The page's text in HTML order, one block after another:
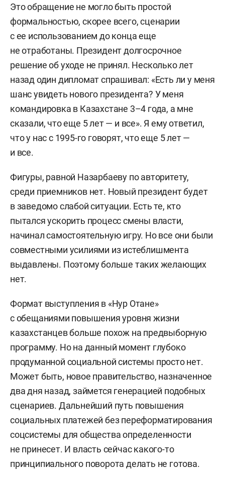
Это обращение не могло быть простой
формальностью, скорее всего, сценарии
с ее использованием до конца еще
не отработаны. Президент долгосрочное
решение об уходе не принял. Несколько лет
назад один дипломат спрашивал: «Есть ли у меня
шанс увидеть нового президента? У меня
командировка в Казахстане 3–4 года, а мне
сказали, что еще 5 лет — и все». Я ему ответил,
что у нас с 1995-го говорят, что еще 5 лет —
и все.
Фигуры, равной Назарбаеву по авторитету,
среди приемников нет. Новый президент будет
в заведомо слабой ситуации. Есть те, кто
пытался ускорить процесс смены власти,
начинал самостоятельную игру. Но все они были
совместными усилиями из истеблишмента
выдавлены. Поэтому больше таких желающих
нет.
Формат выступления в «Нур Отане»
с обещаниями повышения уровня жизни
казахстанцев больше похож на предвыборную
программу. Но на данный момент глубоко
продуманной социальной системы просто нет.
Может быть, новое правительство, назначенное
два дня назад, займется генерацией подобных
сценариев. Дальнейший путь повышения
социальных платежей без переформатирования
соцсистемы для общества определенности
не принесет. И власть сейчас какого-то
принципиального поворота делать не готова.